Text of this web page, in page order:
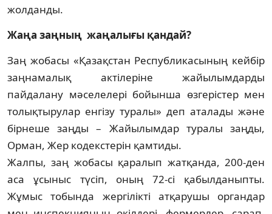
жолданды.
Жаңа заңның жаңалығы қандай?
Заң жобасы «Қазақстан Респуб­ли­ка­сының кейбір
заңнамалық ак­тілеріне жайылымдарды
пайдалану мә­селелері бойынша өзгерістер мен
то­лық­тырулар енгізу туралы» деп аталады және
бір­неше заңды – Жайылымдар туралы заң­ды,
Орман, Жер кодекстерін қамтиды.
Жалпы, заң жобасы қаралып жат­қан­да, 200-ден
аса ұсыныс түсіп, оның 72-сі қа­былданыпты.
Жұмыс тобында жер­гі­лікті атқарушы органдар